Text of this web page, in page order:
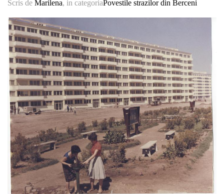
Scris de Marilena, in categoriaPovestile strazilor din Berceni